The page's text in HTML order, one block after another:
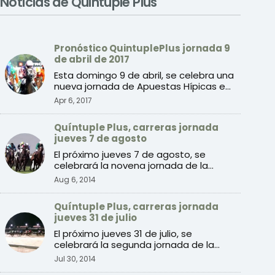
Pronóstico QuintuplePlus jornada 9
de abril de 2017
Esta domingo 9 de abril, se celebra una
nueva jornada de Apuestas Hípicas en
Apr 6, 2017
Quíntuple Plus, carreras jornada
jueves 7 de agosto
El próximo jueves 7 de agosto, se
celebrará la novena jornada de la
Aug 6, 2014
Quíntuple Plus, carreras jornada
jueves 31 de julio
El próximo jueves 31 de julio, se
celebrará la segunda jornada de la
temporada de verano 2014 de ...
Jul 30, 2014